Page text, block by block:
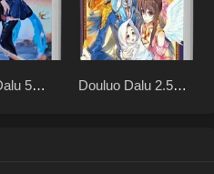
5
Douluo Dalu 2.5